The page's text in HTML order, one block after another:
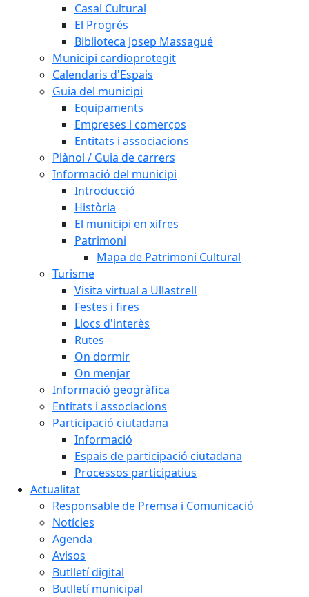
Casal Cultural
El Progrés
Biblioteca Josep Massagué
Municipi cardioprotegit
Calendaris d'Espais
Guia del municipi
Equipaments
Empreses i comerços
Entitats i associacions
Plànol / Guia de carrers
Informació del municipi
Introducció
Història
El municipi en xifres
Patrimoni
Mapa de Patrimoni Cultural
Turisme
Visita virtual a Ullastrell
Festes i fires
Llocs d'interès
Rutes
On dormir
On menjar
Informació geogràfica
Entitats i associacions
Participació ciutadana
Informació
Espais de participació ciutadana
Processos participatius
Actualitat
Responsable de Premsa i Comunicació
Notícies
Agenda
Avisos
Butlletí digital
Butlletí municipal